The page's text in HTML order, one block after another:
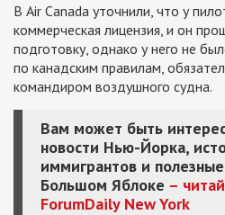
В Air Canada уточнили, что у
коммерческая лицензия, и он
подготовку, однако у него не
по канадским правилам,
командиром воздушного судна.
Вам может быть
новости Нью-Йорка,
иммигрантов и
Большом Яблоке –
ForumDaily New York